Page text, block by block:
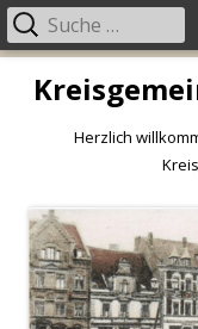
zum
Herzlich
Primäres
Menü
Suche
nach: